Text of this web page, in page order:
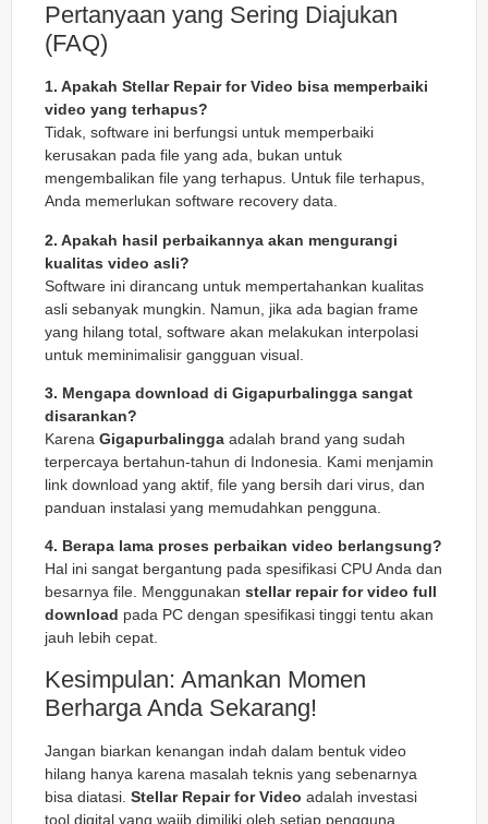
Pertanyaan yang Sering Diajukan
(FAQ)
1. Apakah Stellar Repair for Video bisa memperbaiki
video yang terhapus?
Tidak, software ini berfungsi untuk memperbaiki
kerusakan pada file yang ada , bukan untuk
mengembalikan file yang terhapus. Untuk file terhapus,
Anda memerlukan software recovery data.
2. Apakah hasil perbaikannya akan mengurangi
kualitas video asli?
Software ini dirancang untuk mempertahankan kualitas
asli sebanyak mungkin. Namun, jika ada bagian frame
yang hilang total, software akan melakukan interpolasi
untuk meminimalisir gangguan visual.
3. Mengapa download di Gigapurbalingga sangat
disarankan?
Karena Gigapurbalingga adalah brand yang sudah
terpercaya bertahun-tahun di Indonesia. Kami menjamin
link download yang aktif, file yang bersih dari virus, dan
panduan instalasi yang memudahkan pengguna.
4. Berapa lama proses perbaikan video berlangsung?
Hal ini sangat bergantung pada spesifikasi CPU Anda dan
besarnya file. Menggunakan stellar repair for video full
download pada PC dengan spesifikasi tinggi tentu akan
jauh lebih cepat.
Kesimpulan: Amankan Momen
Berharga Anda Sekarang!
Jangan biarkan kenangan indah dalam bentuk video
hilang hanya karena masalah teknis yang sebenarnya
bisa diatasi. Stellar Repair for Video adalah investasi
tool digital yang wajib dimiliki oleh setiap pengguna